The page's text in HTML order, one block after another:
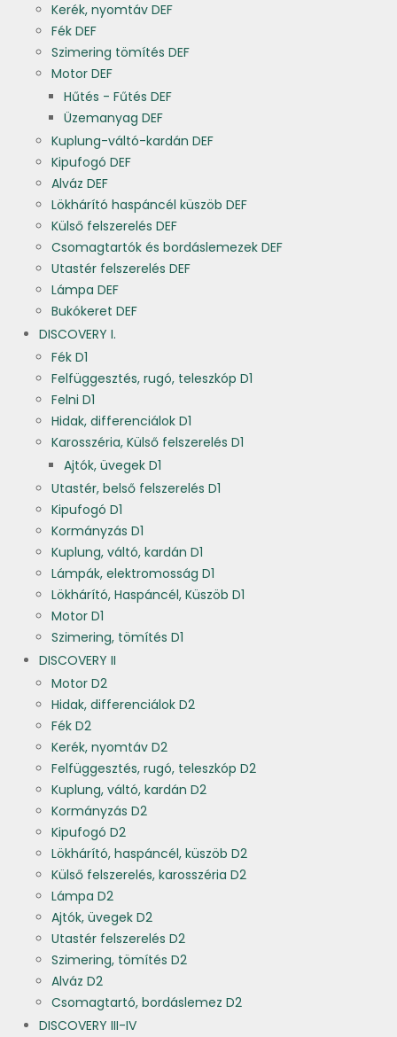
Kerék, nyomtáv DEF
Fék DEF
Szimering tömítés DEF
Motor DEF
Hűtés - Fűtés DEF
Üzemanyag DEF
Kuplung-váltó-kardán DEF
Kipufogó DEF
Alváz DEF
Lökhárító haspáncél küszöb DEF
Külső felszerelés DEF
Csomagtartók és bordáslemezek DEF
Utastér felszerelés DEF
Lámpa DEF
Bukókeret DEF
DISCOVERY I.
Fék D1
Felfüggesztés, rugó, teleszkóp D1
Felni D1
Hidak, differenciálok D1
Karosszéria, Külső felszerelés D1
Ajtók, üvegek D1
Utastér, belső felszerelés D1
Kipufogó D1
Kormányzás D1
Kuplung, váltó, kardán D1
Lámpák, elektromosság D1
Lökhárító, Haspáncél, Küszöb D1
Motor D1
Szimering, tömítés D1
DISCOVERY II
Motor D2
Hidak, differenciálok D2
Fék D2
Kerék, nyomtáv D2
Felfüggesztés, rugó, teleszkóp D2
Kuplung, váltó, kardán D2
Kormányzás D2
Kipufogó D2
Lökhárító, haspáncél, küszöb D2
Külső felszerelés, karosszéria D2
Lámpa D2
Ajtók, üvegek D2
Utastér felszerelés D2
Szimering, tömítés D2
Alváz D2
Csomagtartó, bordáslemez D2
DISCOVERY III-IV